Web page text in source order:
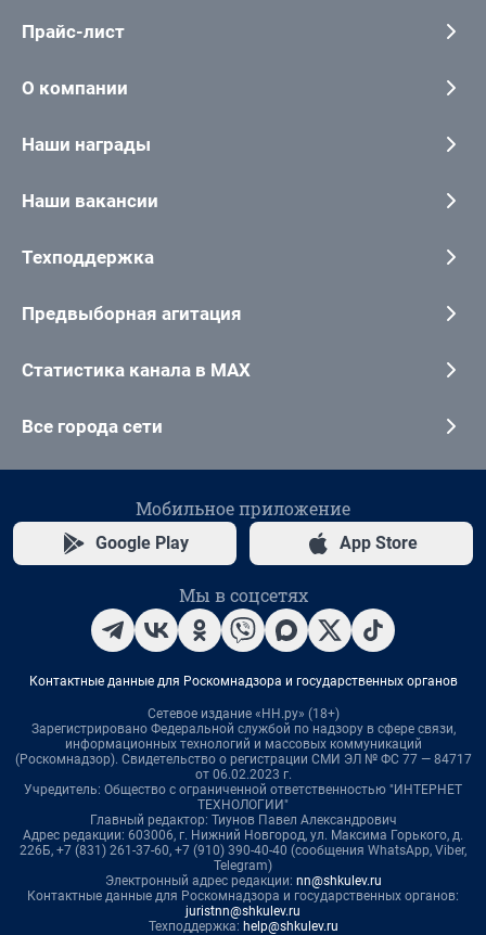
Прайс-лист
О компании
Наши награды
Наши вакансии
Техподдержка
Предвыборная агитация
Статистика канала в MAX
Все города сети
Мобильное приложение
Google Play App Store
Мы в соцсетях
Контактные данные для Роскомнадзора и государственных органов
Сетевое издание «НН.ру» (18+)
Зарегистрировано Федеральной службой по надзору в сфере связи,
информационных технологий и массовых коммуникаций
(Роскомнадзор). Свидетельство о регистрации СМИ ЭЛ № ФС 77 — 84717
от 06.02.2023 г.
Учредитель: Общество с ограниченной ответственностью "ИНТЕРНЕТ
ТЕХНОЛОГИИ"
Главный редактор: Тиунов Павел Александрович
Адрес редакции: 603006, г. Нижний Новгород, ул. Максима Горького, д.
226Б, +7 (831) 261-37-60, +7 (910) 390-40-40 (сообщения WhatsApp, Viber,
Telegram)
Электронный адрес редакции: nn@shkulev.ru
Контактные данные для Роскомнадзора и государственных органов:
juristnn@shkulev.ru
Техподдержка: help@shkulev.ru